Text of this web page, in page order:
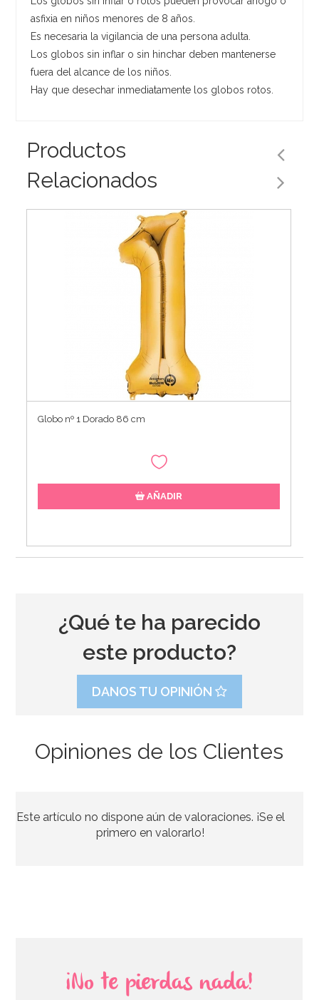
asfixia en niños menores de 8 años.
Es necesaria la vigilancia de una persona adulta.
Los globos sin inflar o sin hinchar deben mantenerse
fuera del alcance de los niños.
Hay que desechar inmediatamente los globos rotos.
Productos
Relacionados
Globo nº 1 Dorado 86 cm
AÑADIR
2,95€
¿Qué te ha parecido
este producto?
DANOS TU OPINIÓN
Opiniones de los Clientes
Este artículo no dispone aún de valoraciones. ¡Se el
primero en valorarlo!
¡No te pierdas nada!